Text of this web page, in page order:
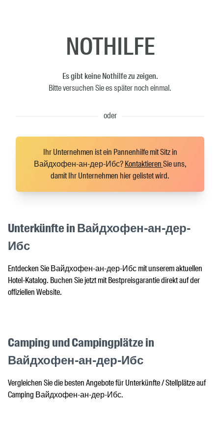
NOTHILFE
Es gibt keine Nothilfe zu zeigen.
Bitte versuchen Sie es später noch einmal.
oder
Ihr Unternehmen ist ein Pannenhilfe mit Sitz in
Вайдхофен-ан-дер-Ибс?KontaktierenSie uns,
damit Ihr Unternehmen hier gelistet wird.
Unterkünfte in Вайдхофен-ан-дер-
Ибс
Entdecken Sie Вайдхофен-ан-дер-Ибс mit unserem aktuellen
Hotel-Katalog. Buchen Sie jetzt mit Bestpreisgarantie direkt auf der
offiziellen Website.
Camping und Campingplätze in
Вайдхофен-ан-дер-Ибс
Vergleichen Sie die besten Angebote für Unterkünfte / Stellplätze auf
Camping Вайдхофен-ан-дер-Ибс.